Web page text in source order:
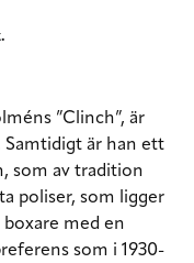
”Clinch”, är
Samtidigt är han ett
som av tradition
poliser, som ligger
boxare med en
som i 1930-